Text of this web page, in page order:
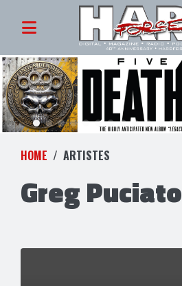
HOME ARTISTES
Greg Puciato